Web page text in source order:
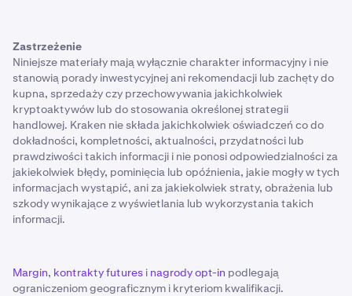
Zastrzeżenie
Niniejsze materiały mają wyłącznie charakter informacyjny i nie
stanowią porady inwestycyjnej ani rekomendacji lub zachęty do
kupna, sprzedaży czy przechowywania jakichkolwiek
kryptoaktywów lub do stosowania określonej strategii
handlowej. Kraken nie składa jakichkolwiek oświadczeń co do
dokładności, kompletności, aktualności, przydatności lub
prawdziwości takich informacji i nie ponosi odpowiedzialności za
jakiekolwiek błędy, pominięcia lub opóźnienia, jakie mogły w tych
informacjach wystąpić, ani za jakiekolwiek straty, obrażenia lub
szkody wynikające z wyświetlania lub wykorzystania takich
informacji.
Margin, kontrakty futures i nagrody opt-in podlegają
ograniczeniom geograficznym i kryteriom kwalifikacji.